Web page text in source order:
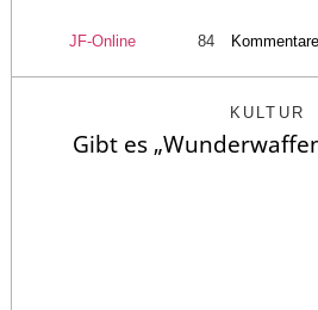
JF-Online 84
KULTUR
Gibt es